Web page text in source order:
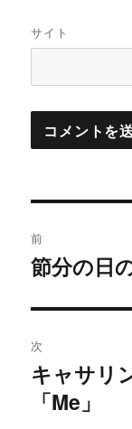
サイト
稿
ビ
ゲ
ー
前
過
の
投
稿:
節分の日
次
次
の
キャサリ
「Me」